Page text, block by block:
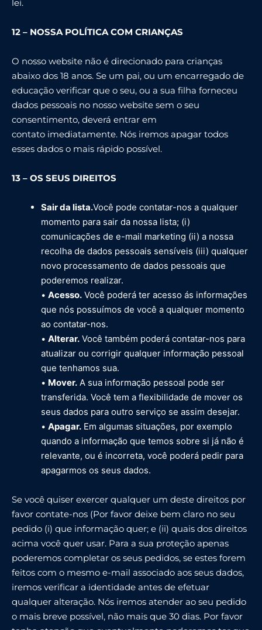
lei.
12 – NOSSA POLÍTICA COM CRIANÇAS
O nosso website não é direcionado para crianças
abaixo dos 18 anos. Se um pai, ou um encarregado de
educação verificar que o seu, ou a sua filha forneceu
dados pessoais no nosso website sem o seu
consentimento, deverá entrar em
contato imediatamente. Nós iremos apagar todos
esses dados o mais rápido possível.
13 – OS SEUS DIREITOS
Sair da lista.Você pode contatar-nos a qualquer
momento para sair da nossa lista; (i)
comunicações de e-mail marketing (ii) a nossa
recolha de dados pessoais sensíveis (iii) qualquer
novo processamento de dados pessoais que
poderemos realizar.
• Acesso. Você poderá ter acesso ás informações
que nós possuímos de você a qualquer momento
ao contatar-nos.
• Alterar. Você também poderá contatar-nos para
atualizar ou corrigir qualquer informação pessoal
que tenhamos sua.
• Mover. A sua informação pessoal pode ser
transferida. Você tem a flexibilidade de mover os
seus dados para outro serviço se assim desejar.
• Apagar. Em algumas situações, por exemplo
quando a informação que temos sobre si já não é
relevante, ou é incorreta, você poderá pedir para
apagarmos os seus dados.
Se você quiser exercer qualquer um deste direitos por
favor contate-nos (Por favor deixe bem claro no seu
pedido (i) que informação quer; e (ii) quais dos direitos
acima você quer usar. Para a sua proteção apenas
poderemos completar os seus pedidos, se estes forem
feitos com o mesmo e-mail associado aos seus dados,
iremos verificar a identidade antes de efetuar
qualquer alteração. Nós iremos atender ao seu pedido
o mais breve possível, não mais que 30 dias. Por favor